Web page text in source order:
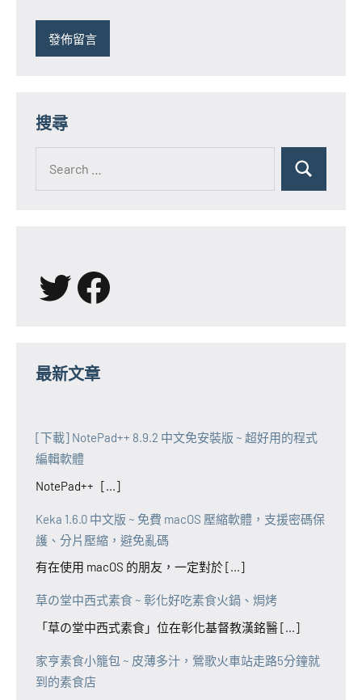
搜尋
for:
Search
X Facebook
最新文章
[下載] NotePad++ 8.9.2 中文免安裝版 ~ 超好用的程式
編輯軟體
NotePad++ [...]
Keka 1.6.0 中文版 ~ 免費 macOS 壓縮軟體，支援密碼保
護、分片壓縮，避免亂碼
有在使用 macOS 的朋友，一定對於 [...]
草の堂中西式素食 ~ 彰化好吃素食火鍋、焗烤
「草の堂中西式素食」位在彰化基督教漢銘醫 [...]
家亨素食小籠包 ~ 皮薄多汁，鶯歌火車站走路5分鐘就
到的素食店